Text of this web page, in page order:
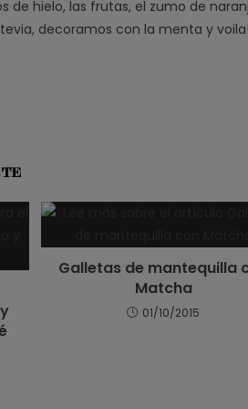
de hielo, las frutas, el zumo de
decoramos con la menta y
Galletas de mantequilla
Matcha
01/10/2015